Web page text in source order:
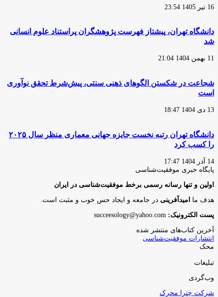
16 تیر 1405 23:54
دانشگاه تهران، پیشتاز فهرست پژوهشگران پراستناد علوم انسانی
شد
11 بهمن 1404 21:04
شجاعت در شکستن الگوهای ذهنی سنتی، پیش‌شرط تحقق نوآوری
است
13 دی 1404 18:47
دانشگاه تهران رتبه نخست جایزه جهانی معماری منظر سال ۲۰۲۵
را کسب کرد
14 آذر 1404 17:47
پایگاه‌ خبری موفقیت‌شناسی
اولین و تنها رسانه رسمی برخط موفقیت‌شناسی در ایران
هدف ما امیدآفرینی در جامعه و ایجاد حس خوب و مثبت است.
پست الکترونیک:
آخرین کتاب‌های منتشر شده
انتشارات موفقیت‌شناسی
محک
تبلیغات
وب‌گردی
شرکت چترا محرک